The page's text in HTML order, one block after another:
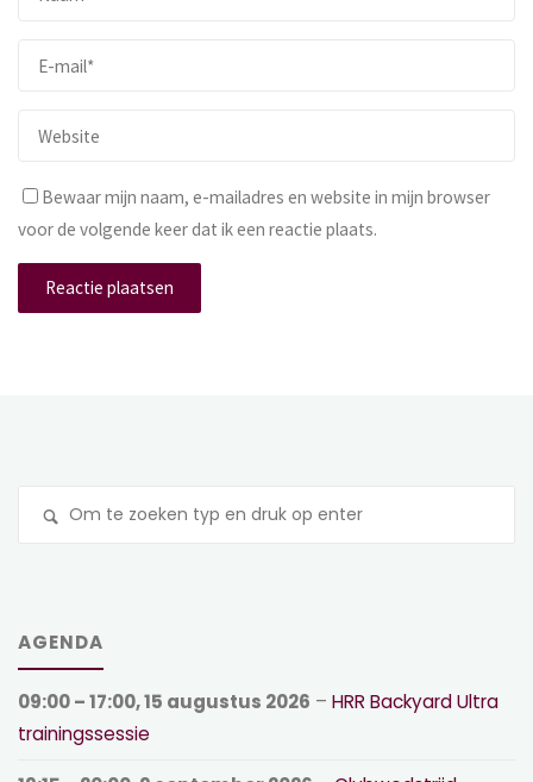
Bewaar mijn naam, e-mailadres en website in mijn browser
voor de volgende keer dat ik een reactie plaats.
AGENDA
09:00– 17:00,15 augustus 2026 –HRR Backyard Ultra
trainingssessie